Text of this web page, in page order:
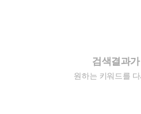
검색결과
원하는 키워드를